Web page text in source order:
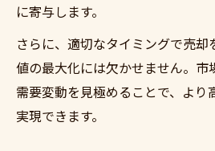
に寄与します。
さらに、適切なタイミングで売
値の最大化には欠かせません。市
需要変動を見極めることで、より
実現できます。